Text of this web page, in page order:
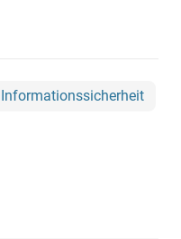
Informationssicherheit